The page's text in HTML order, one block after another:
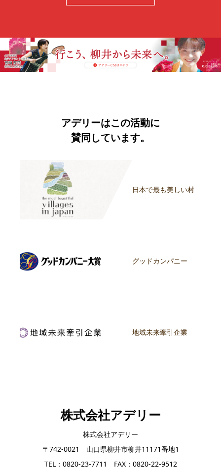
アデリーはこの活動に
賛同しています。
日本で最も美しい村
グッドカンパニー
地域未来牽引企業
株式会社アデリー
株式会社アデリー
〒742-0021 山口県柳井市柳井11171番地1
TEL：0820-23-7711 FAX：0820-22-9512